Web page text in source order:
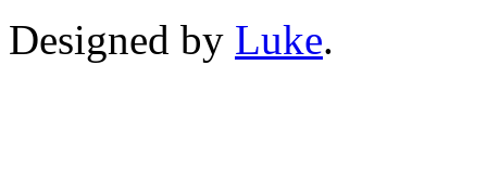
Designed by Luke.